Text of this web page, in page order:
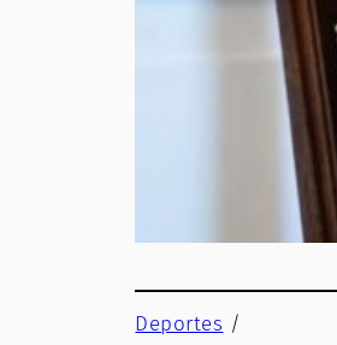
Deportes /